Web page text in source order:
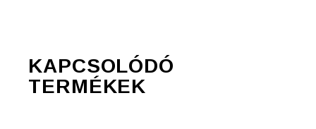
KAPCSOLÓDÓ
TERMÉKEK